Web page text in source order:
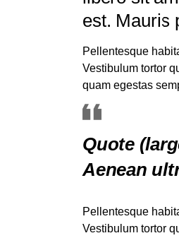
est. Mauris
Pellentesque
Vestibulum tortor
quam egestas
Quote
Aenean
Pellentesque
Vestibulum tortor